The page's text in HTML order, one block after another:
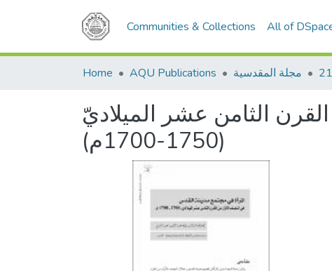
Communities & Collections All of
Home AQU Publications مجلة المقدسية
الثامن عشر الميلاديّ
(1750-1700م)